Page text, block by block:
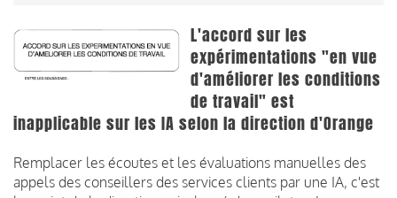
L'accord sur les
expérimentations "en vue
d'améliorer les conditions
de travail" est
inapplicable sur les IA selon la direction d'Orange
Remplacer les écoutes et les évaluations manuelles des
appels des conseillers des services clients par une IA, c'est